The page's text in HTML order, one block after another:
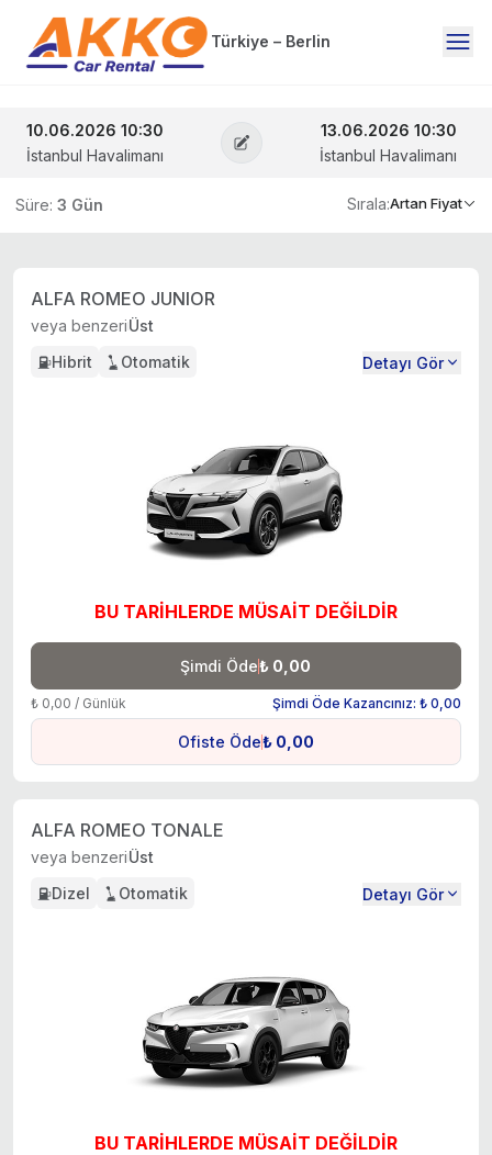
Türkiye – Berlin
10.06.2026 10:30
İstanbul Havalimanı
13.06.2026 10:30
İstanbul Havalimanı
Süre: 3 Gün Sırala:Artan Fiyat
ALFA ROMEO JUNIOR
veya benzeriÜst
Hibrit
Otomatik Detayı Gör
BU TARİHLERDE MÜSAİT DEĞİLDİR
Şimdi Öde₺ 0,00
₺ 0,00 / Günlük Şimdi Öde Kazancınız: ₺ 0,00
Ofiste Öde₺ 0,00
ALFA ROMEO TONALE
veya benzeriÜst
Dizel
Otomatik Detayı Gör
BU TARİHLERDE MÜSAİT DEĞİLDİR